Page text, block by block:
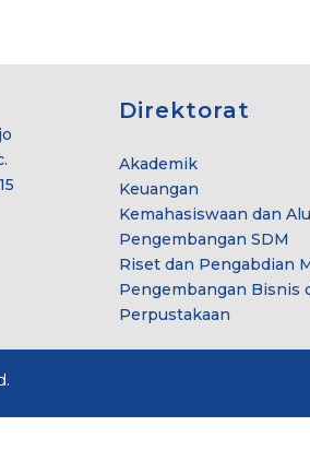
Direktorat
Akademik
Keuangan
Kemahasiswaan dan
Pengembangan SDM
Riset dan Pengabdian
Pengembangan Bisnis
Perpustakaan